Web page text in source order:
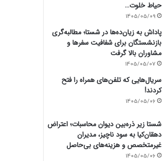
حیاط خلوت…
1405/05/09
پاداش به زیان‌ده‌ها در شستا؛ مطالبه‌گری
بازنشستگان برای شفافیت سفرها و
مشاوران بالا گرفت
1405/05/07
سریال‌هایی که تلفن‌های همراه را فتح
کردند!
1405/05/06
شستا زیر ذره‌بین دیوان محاسبات؛ اعتراض
دهقان‌کیا به سود ناچیز، مدیران
غیرمتخصص و هزینه‌های بی‌حاصل
1405/05/06